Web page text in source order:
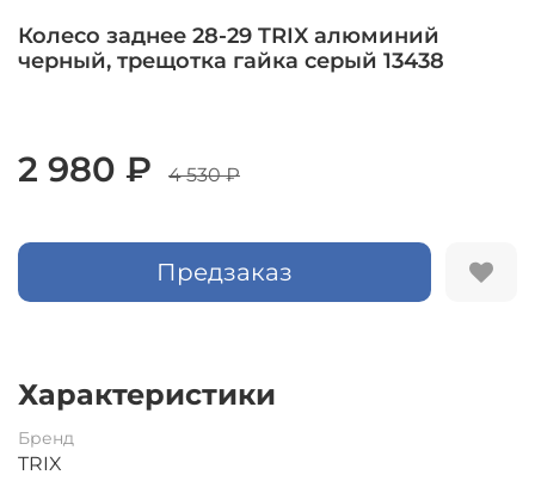
Колесо заднее 28-29 TRIX алюминий
черный, трещотка гайка серый 13438
2 980 ₽ 4 530 ₽
Предзаказ
Характеристики
Бренд
TRIX